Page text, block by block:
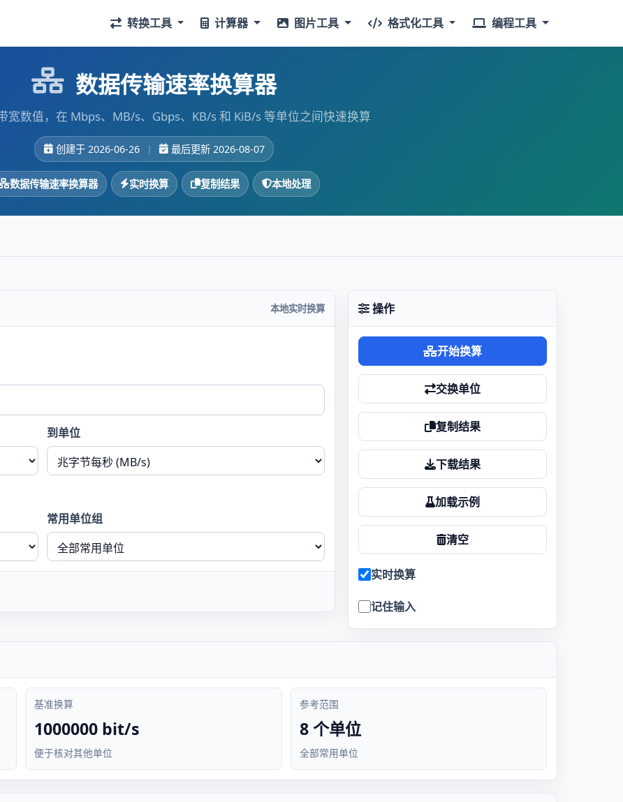
转换工具 计算器 图片工具 格式化工具 编程工具
数据传输速率换算器
宽数值，在 Mbps、MB/s、Gbps、KB/s 和 KiB/s 等单位之间快速换算
创建于 2026-06-26 | 最后更新 2026-08-07
数据传输速率换算器 实时换算 复制结果 本地处理
本地实时换算
到单位
常用单位组
操作
开始换算
交换单位
复制结果
下载结果
加载示例
清空
实时换算
记住输入
基准换算
1000000 bit/s
便于核对其他单位
参考范围
8 个单位
全部常用单位